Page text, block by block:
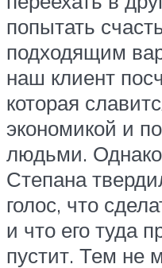
попытать
подходящим
наш клиент
которая
экономикой и
людьми.
Степана
голос, что
и что его туда
пустит. Тем не